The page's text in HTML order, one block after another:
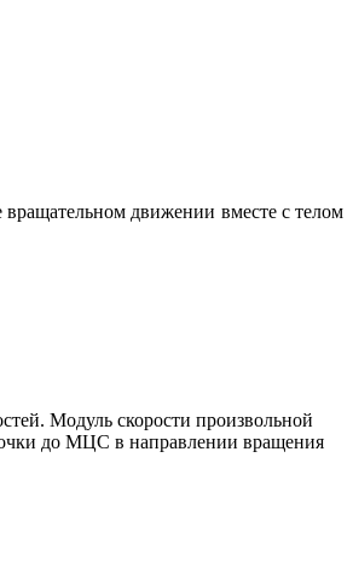
вращательном движении вместе с телом
Модуль скорости произвольной
до МЦС в направлении вращения